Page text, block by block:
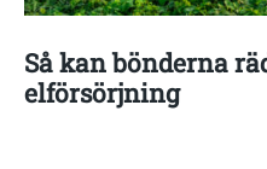
Så kan bönderna
elförsörjning